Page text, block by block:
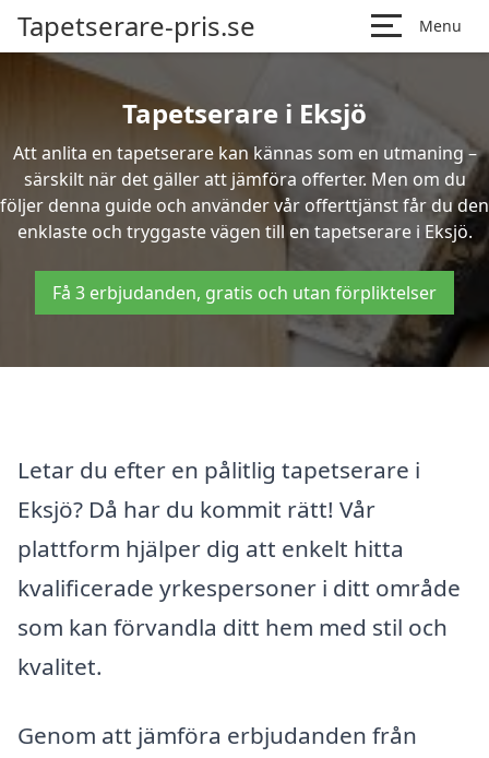
Tapetserare-pris.se Menu
Tapetserare i Eksjö
Att anlita en tapetserare kan kännas som en utmaning –
särskilt när det gäller att jämföra offerter. Men om du
följer denna guide och använder vår offerttjänst får du den
enklaste och tryggaste vägen till en tapetserare i Eksjö.
Få 3 erbjudanden, gratis och utan förpliktelser
Letar du efter en pålitlig tapetserare i
Eksjö? Då har du kommit rätt! Vår
plattform hjälper dig att enkelt hitta
kvalificerade yrkespersoner i ditt område
som kan förvandla ditt hem med stil och
kvalitet.
Genom att jämföra erbjudanden från